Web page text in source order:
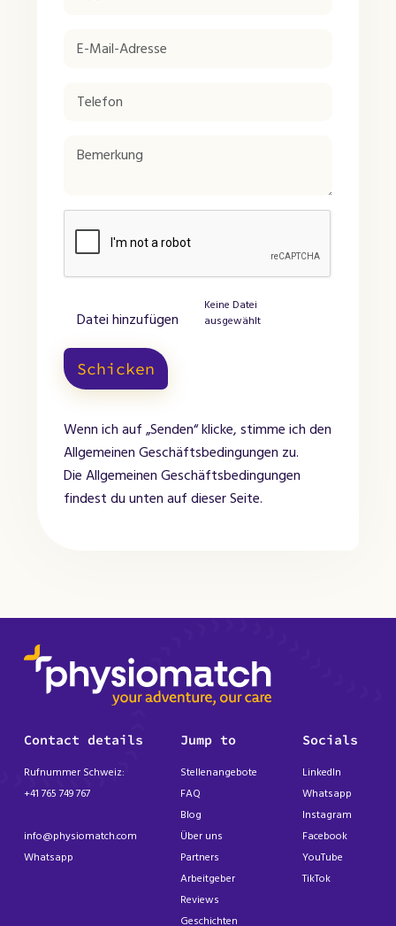
Datei hinzufügen
Keine Datei
ausgewählt
Schicken
Wenn ich auf „Senden“ klicke, stimme ich den
Allgemeinen Geschäftsbedingungen zu.
Die Allgemeinen Geschäftsbedingungen
findest du unten auf dieser Seite.
Contact details
Rufnummer Schweiz:
+41 765 749 767
info@physiomatch.com
Whatsapp
Jump to
Stellenangebote
FAQ
Blog
Über uns
Partners
Arbeitgeber
Reviews
Geschichten
Socials
LinkedIn
Whatsapp
Instagram
Facebook
YouTube
TikTok